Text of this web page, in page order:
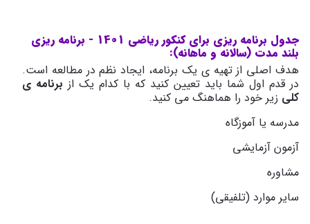
جدول برنامه ریزی برای کنکور ریاضی 1401 - برنامه ریزی
بلند مدت (سالانه و ماهانه):
هدف اصلی از تهیه ی یک برنامه، ایجاد نظم در مطالعه است.
در قدم اول شما باید تعیین کنید که با کدام یک از برنامه ی
کلی زیر خود را هماهنگ می کنید.
مدرسه یا آموزگاه
آزمون آزمایشی
مشاوره
سایر موارد (تلفیقی)